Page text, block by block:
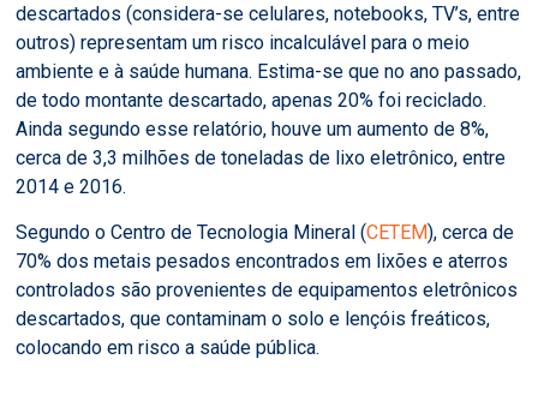
descartados (considera-se celulares, notebooks, TV’s, entre
outros) representam um risco incalculável para o meio
ambiente e à saúde humana. Estima-se que no ano passado,
de todo montante descartado, apenas 20% foi reciclado.
Ainda segundo esse relatório, houve um aumento de 8%,
cerca de 3,3 milhões de toneladas de lixo eletrônico, entre
2014 e 2016.
Segundo o Centro de Tecnologia Mineral (CETEM), cerca de
70% dos metais pesados encontrados em lixões e aterros
controlados são provenientes de equipamentos eletrônicos
descartados, que contaminam o solo e lençóis freáticos,
colocando em risco a saúde pública.